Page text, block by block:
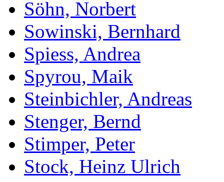
Söhn, Norbert
Sowinski, Bernhard
Spiess, Andrea
Spyrou, Maik
Steinbichler, Andreas
Stenger, Bernd
Stimper, Peter
Stock, Heinz Ulrich